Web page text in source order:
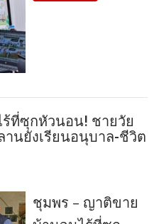
ที่ซุกหัวนอน! ชายวัย
นยังเรียนอนุบาล-ชีวิต
ชุมพร – ญาติขาย